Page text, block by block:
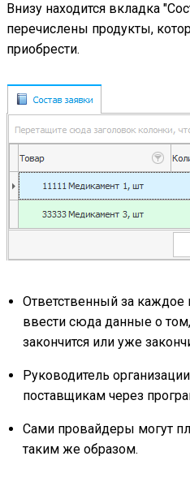
Внизу находится вкладка
перечислены продукты,
приобрести.
Ответственный за
ввести сюда данные о
закончится или уже
Руководитель
поставщикам через
Сами провайдеры могут
таким же образом.